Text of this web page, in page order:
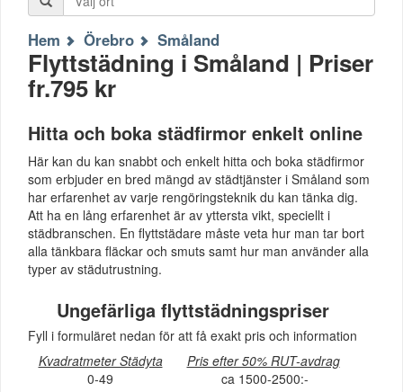
Hem Örebro Småland
Flyttstädning i Småland | Priser
fr.795 kr
Hitta och boka städfirmor enkelt online
Här kan du kan snabbt och enkelt hitta och boka städfirmor
som erbjuder en bred mängd av städtjänster i Småland som
har erfarenhet av varje rengöringsteknik du kan tänka dig.
Att ha en lång erfarenhet är av yttersta vikt, speciellt i
städbranschen. En flyttstädare måste veta hur man tar bort
alla tänkbara fläckar och smuts samt hur man använder alla
typer av städutrustning.
Ungefärliga flyttstädningspriser
Fyll i formuläret nedan för att få exakt pris och information
Kvadratmeter Städyta
Pris efter 50% RUT-avdrag
0-49
ca 1500-2500:-